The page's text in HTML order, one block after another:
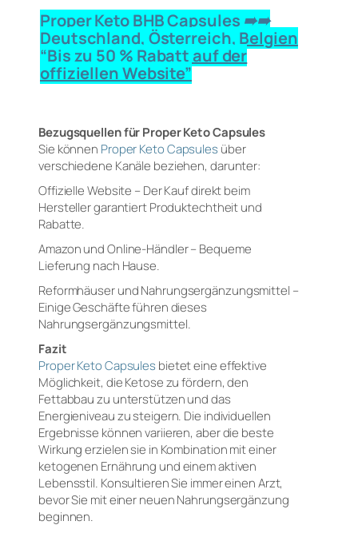
Proper Keto BHB Capsules ➠➠
Deutschland, Österreich, Belgien
“Bis zu 50 % Rabatt auf der
offiziellen Website”
Bezugsquellen für Proper Keto Capsules
Sie können Proper Keto Capsulesüber
verschiedene Kanäle beziehen, darunter:
Offizielle Website – Der Kauf direkt beim
Hersteller garantiert Produktechtheit und
Rabatte.
Amazon und Online-Händler – Bequeme
Lieferung nach Hause.
Reformhäuser und Nahrungsergänzungsmittel –
Einige Geschäfte führen dieses
Nahrungsergänzungsmittel.
Fazit
Proper Keto Capsulesbietet eine effektive
Möglichkeit, die Ketose zu fördern, den
Fettabbau zu unterstützen und das
Energieniveau zu steigern. Die individuellen
Ergebnisse können variieren, aber die beste
Wirkung erzielen sie in Kombination mit einer
ketogenen Ernährung und einem aktiven
Lebensstil. Konsultieren Sie immer einen Arzt,
bevor Sie mit einer neuen Nahrungsergänzung
beginnen.